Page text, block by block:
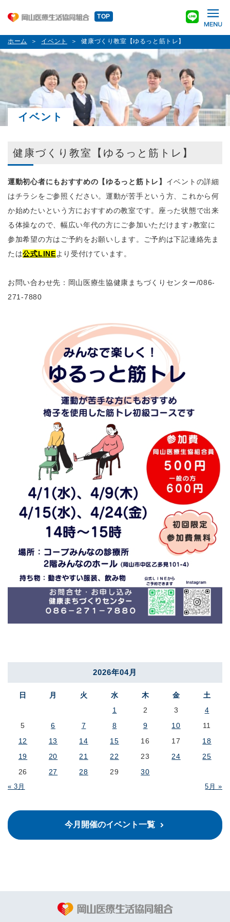
TOP
ホーム イベント 健康づくり教室【ゆるっと筋トレ】
イベント
健康づくり教室【ゆるっと筋トレ】
運動初心者にもおすすめの【ゆるっと筋トレ】 イベントの詳細
はチラシをご参照ください。運動が苦手という方、これから何
か始めたいという方におすすめの教室です。座った状態で出来
る体操なので、幅広い年代の方にご参加いただけます♪教室に
参加希望の方はご予約をお願いします。ご予約は下記連絡先ま
たは公式LINEより受付けています。
お問い合わせ先：岡山医療生協健康まちづくりセンター/086-
271-7880
2026年04月
日 月 火 水 木 金 土
« 3月 5月 »
1 2 3
4
5
6 7 8 9 10
11
12
13 14 15 16 17
18
19
20 21 22 23 24
25
26
27 28 29 30
今月開催のイベント一覧